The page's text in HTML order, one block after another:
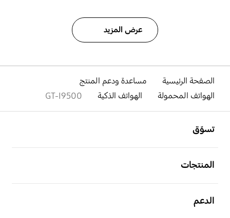
عرض المزيد
الصفحة الرئيسية
مساعدة ودعم المنتج
الهواتف المحمولة
الهواتف الذكية GT-I9500
تسوّق
المنتجات
الدعم